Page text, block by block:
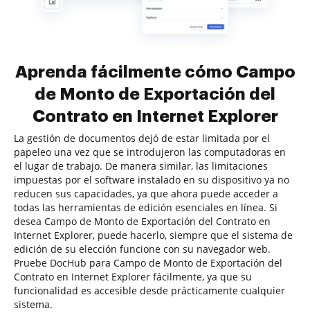
Aprenda fácilmente cómo Campo
de Monto de Exportación del
Contrato en Internet Explorer
La gestión de documentos dejó de estar limitada por el
papeleo una vez que se introdujeron las computadoras en
el lugar de trabajo. De manera similar, las limitaciones
impuestas por el software instalado en su dispositivo ya no
reducen sus capacidades, ya que ahora puede acceder a
todas las herramientas de edición esenciales en línea. Si
desea Campo de Monto de Exportación del Contrato en
Internet Explorer, puede hacerlo, siempre que el sistema de
edición de su elección funcione con su navegador web.
Pruebe DocHub para Campo de Monto de Exportación del
Contrato en Internet Explorer fácilmente, ya que su
funcionalidad es accesible desde prácticamente cualquier
sistema.